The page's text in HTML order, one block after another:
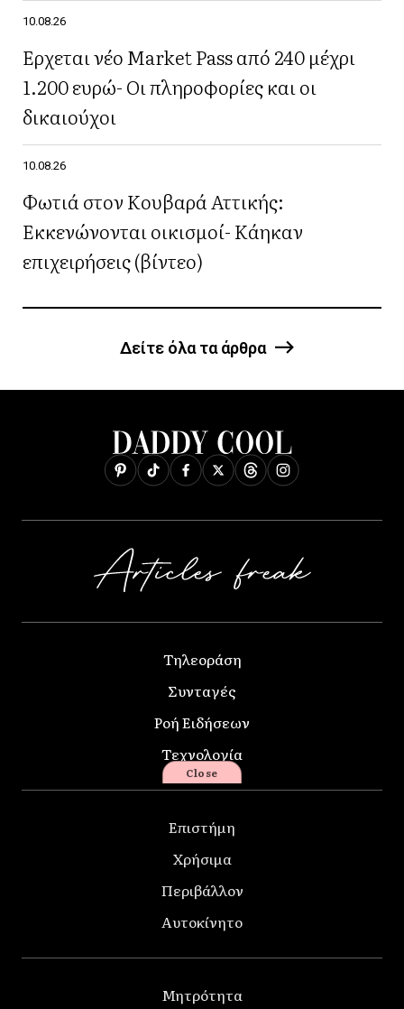
10.08.26
Έρχεται νέο Market Pass από 240 μέχρι
1.200 ευρώ- Οι πληροφορίες και οι
δικαιούχοι
10.08.26
Φωτιά στον Κουβαρά Αττικής:
Εκκενώνονται οικισμοί- Κάηκαν
επιχειρήσεις (βίντεο)
Δείτε όλα τα άρθρα
Τηλεοράση
Συνταγές
Ροή Ειδήσεων
Τεχνολογία
Επιστήμη
Χρήσιμα
Περιβάλλον
Αυτοκίνητο
Μητρότητα
Close